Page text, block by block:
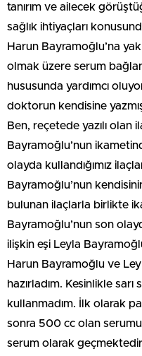
tanırım ve ailecek
sağlık ihtiyaçları
Harun Bayramoğlu’na
olmak üzere serum
hususunda yardımcı
doktorun kendisine
Ben, reçetede yazılı olan
Bayramoğlu’nun
olayda kullandığımız
Bayramoğlu’nun
bulunan ilaçlarla birlikte
Bayramoğlu’nun son
ilişkin eşi Leyla
Harun Bayramoğlu ve
hazırladım. Kesinlikle
kullanmadım. İlk olarak
sonra 500 cc olan
serum olarak